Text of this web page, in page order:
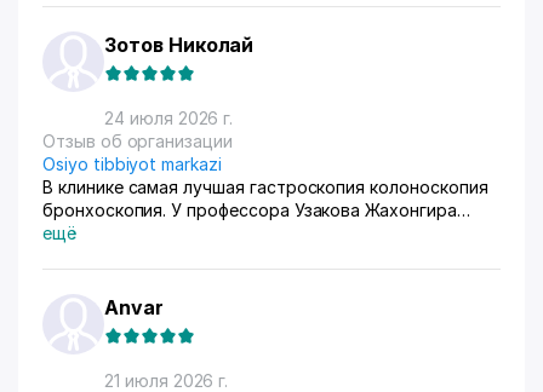
Зотов Николай
24 июля 2026 г.
Отзыв об организации
Osiyo tibbiyot markazi
В клинике самая лучшая гастроскопия колоноскопия
бронхоскопия. У профессора Узакова Жахонгира
Низамовича.
ещё
Anvar
21 июля 2026 г.